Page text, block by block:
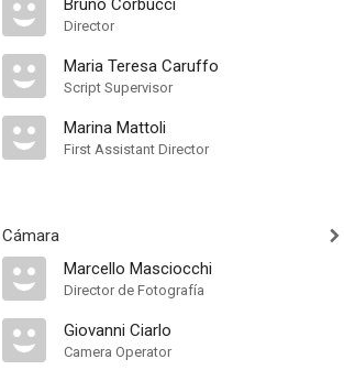
Bruno Corbucci
Director
Maria Teresa Caruffo
Script Supervisor
Marina Mattoli
First Assistant Director
Cámara
Marcello Masciocchi
Director de Fotografía
Giovanni Ciarlo
Camera Operator